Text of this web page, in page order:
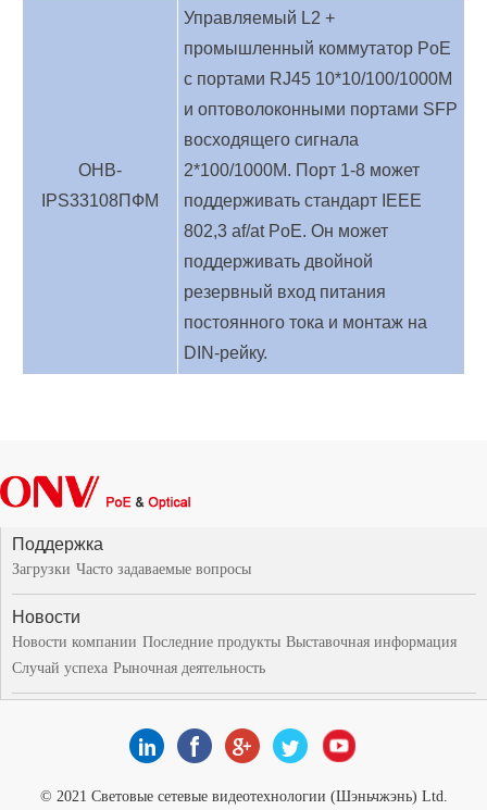
ОНВ-
IPS33108ПФМ
Управляемый L2 +
промышленный коммутатор PoE
с портами RJ45 10*10/100/1000M
и оптоволоконными портами SFP
восходящего сигнала
2*100/1000M. Порт 1-8 может
поддерживать стандарт IEEE
802,3 af/at PoE. Он может
поддерживать двойной
резервный вход питания
постоянного тока и монтаж на
DIN-рейку.
Поддержка
Загрузки Часто задаваемые вопросы
Новости
Новости компании Последние продукты Выставочная информация
Случай успеха Рыночная деятельность
© 2021 Световые сетевые видеотехнологии (Шэньчжэнь) Ltd.